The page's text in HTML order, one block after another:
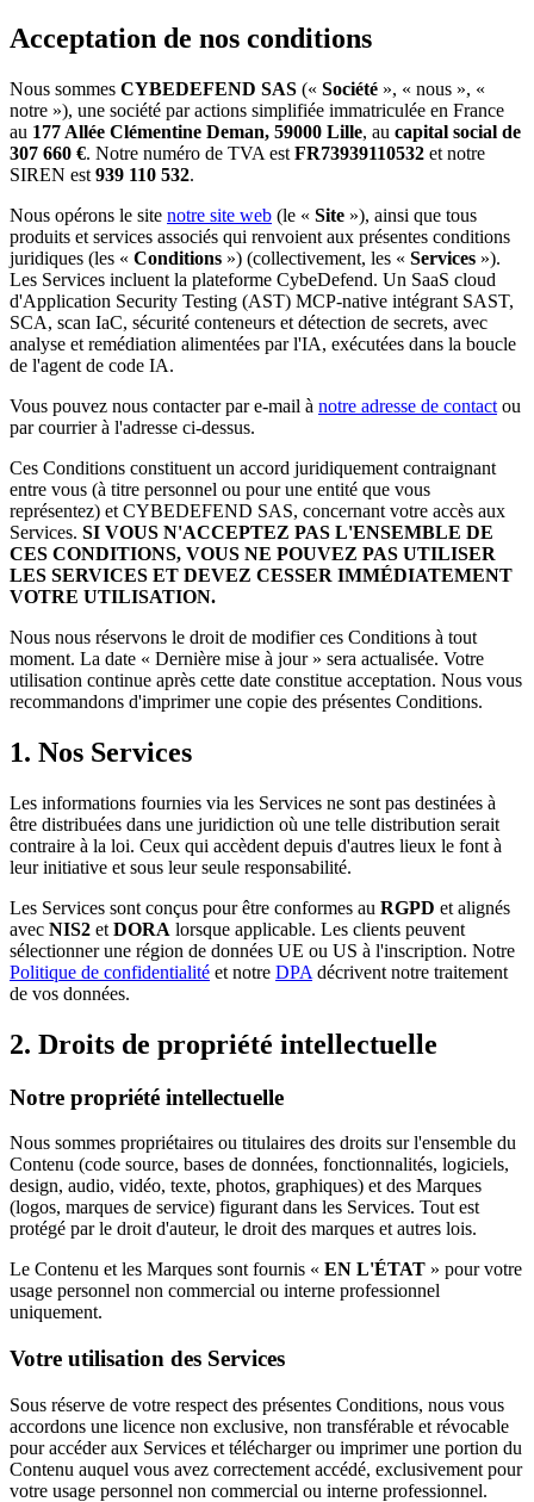
Acceptation de nos conditions
Nous sommes CYBEDEFEND SAS (« Société », « nous », «
notre »), une société par actions simplifiée immatriculée en France
au 177 Allée Clémentine Deman, 59000 Lille, au capital social de
307 660 €. Notre numéro de TVA est FR73939110532 et notre
SIREN est 939 110 532.
Nous opérons le site notre site web (le « Site »), ainsi que tous
produits et services associés qui renvoient aux présentes conditions
juridiques (les « Conditions ») (collectivement, les « Services »).
Les Services incluent la plateforme CybeDefend. Un SaaS cloud
d'Application Security Testing (AST) MCP-native intégrant SAST,
SCA, scan IaC, sécurité conteneurs et détection de secrets, avec
analyse et remédiation alimentées par l'IA, exécutées dans la boucle
de l'agent de code IA.
Vous pouvez nous contacter par e-mail à notre adresse de contact ou
par courrier à l'adresse ci-dessus.
Ces Conditions constituent un accord juridiquement contraignant
entre vous (à titre personnel ou pour une entité que vous
représentez) et CYBEDEFEND SAS, concernant votre accès aux
Services. SI VOUS N'ACCEPTEZ PAS L'ENSEMBLE DE
CES CONDITIONS, VOUS NE POUVEZ PAS UTILISER
LES SERVICES ET DEVEZ CESSER IMMÉDIATEMENT
VOTRE UTILISATION.
Nous nous réservons le droit de modifier ces Conditions à tout
moment. La date « Dernière mise à jour » sera actualisée. Votre
utilisation continue après cette date constitue acceptation. Nous vous
recommandons d'imprimer une copie des présentes Conditions.
1. Nos Services
Les informations fournies via les Services ne sont pas destinées à
être distribuées dans une juridiction où une telle distribution serait
contraire à la loi. Ceux qui accèdent depuis d'autres lieux le font à
leur initiative et sous leur seule responsabilité.
Les Services sont conçus pour être conformes au RGPD et alignés
avec NIS2 et DORA lorsque applicable. Les clients peuvent
sélectionner une région de données UE ou US à l'inscription. Notre
Politique de confidentialité et notre DPA décrivent notre traitement
de vos données.
2. Droits de propriété intellectuelle
Notre propriété intellectuelle
Nous sommes propriétaires ou titulaires des droits sur l'ensemble du
Contenu (code source, bases de données, fonctionnalités, logiciels,
design, audio, vidéo, texte, photos, graphiques) et des Marques
(logos, marques de service) figurant dans les Services. Tout est
protégé par le droit d'auteur, le droit des marques et autres lois.
Le Contenu et les Marques sont fournis « EN L'ÉTAT » pour votre
usage personnel non commercial ou interne professionnel
uniquement.
Votre utilisation des Services
Sous réserve de votre respect des présentes Conditions, nous vous
accordons une licence non exclusive, non transférable et révocable
pour accéder aux Services et télécharger ou imprimer une portion du
Contenu auquel vous avez correctement accédé, exclusivement pour
votre usage personnel non commercial ou interne professionnel.